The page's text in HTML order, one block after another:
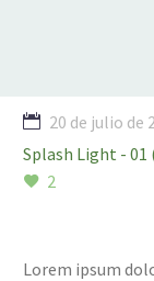
20 de julio de
Splash Light - 01
2
Lorem ipsum